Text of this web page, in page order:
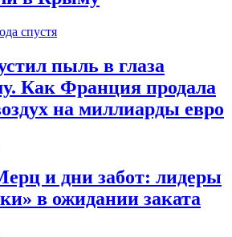
спустя
пыль в глаза
Как Франция продала
на миллиарды евро
и дни забот: лидеры
в ожидании заката